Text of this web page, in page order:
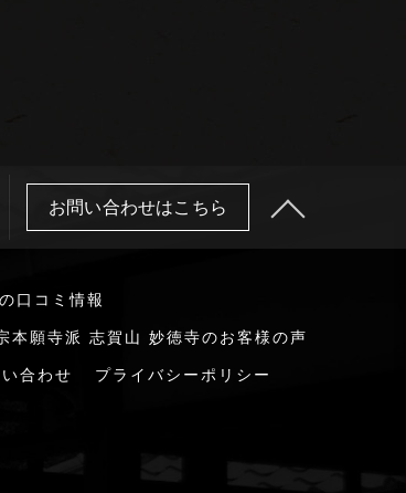
お問い合わせはこちら
口コミ情報
本願寺派 志賀山 妙徳寺のお客様の声
合わせ プライバシーポリシー